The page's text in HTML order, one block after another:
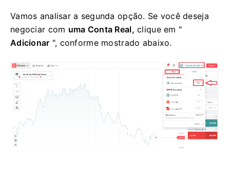
Vamos analisar a segunda opção. Se você deseja
negociar com uma Conta Real, clique em "
Adicionar ", conforme mostrado abaixo.